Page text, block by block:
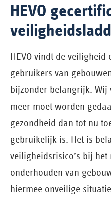
HEVO
HEVO vindt de veiligheid
gebruikers van
bijzonder belangrijk.
meer moet worden
gezondheid dan tot nu
gebruikelijk is. Het is
veiligheidsrisico’s bij
onderhouden van
hiermee onveilige